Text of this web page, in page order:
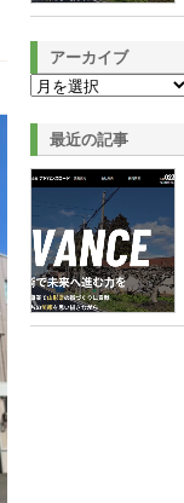
アーカイブ
最近の記事